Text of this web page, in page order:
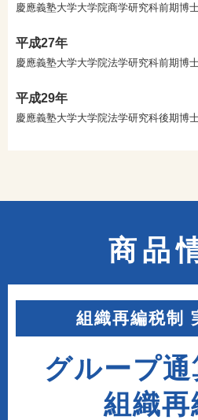
慶應義塾大学大学院商学研究科前期博
平成27年
慶應義塾大学大学院法学研究科前期博
平成29年
慶應義塾大学大学院法学研究科後期博
商品
組織再編税制
グループ通
組織再